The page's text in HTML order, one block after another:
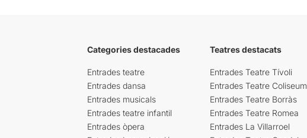
Categories destacades
Entrades teatre
Entrades dansa
Entrades musicals
Entrades teatre infantil
Entrades òpera
Teatres destacats
Entrades Teatre Tívoli
Entrades Teatre Coliseum
Entrades Teatre Borràs
Entrades Teatre Romea
Entrades La Villarroel